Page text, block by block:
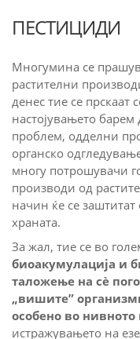
ПЕСТИЦИДИ
Многумина се
растителни
денес тие се
настојувањето
проблем, одделни
органско
многу потрошувачи
производи од
начин ќе се
храната.
За жал, тие се во
биоакумулација и
таложење на сè
„вишите”
особено во
истражувањето на